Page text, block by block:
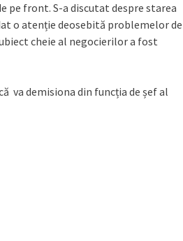
pe front. S-a discutat despre starea
o atenție deosebită problemelor de
cheie al negocierilor a fost
va demisiona din funcția de șef al